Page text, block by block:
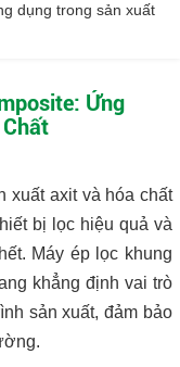
Việt Nam
quả trong hệ thống
từng dòng máy và
kho – Giá tốt
dụng trong sản xuất
Ứng
xuất axit và hóa chất
bị lọc hiệu quả và
Máy ép lọc khung
khẳng định vai trò
sản xuất, đảm bảo